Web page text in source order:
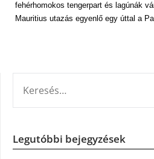
fehérhomokos tengerpart és lagúnák
Mauritius utazás egyenlő egy úttal a
Legutóbbi bejegyzések